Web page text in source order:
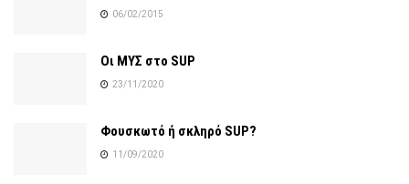
06/02/2015
Οι ΜΥΣ στο SUP
23/11/2020
Φουσκωτό ή σκληρό SUP?
11/09/2020